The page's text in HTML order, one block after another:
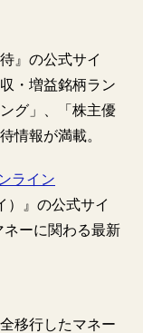
』の公式サイ
・増益銘柄ラン
グ」、「株主優
情報が満載。
ライン
）』の公式サイ
ネーに関わる最新
移行したマネー